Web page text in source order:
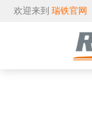
欢迎来到 瑞铁官网